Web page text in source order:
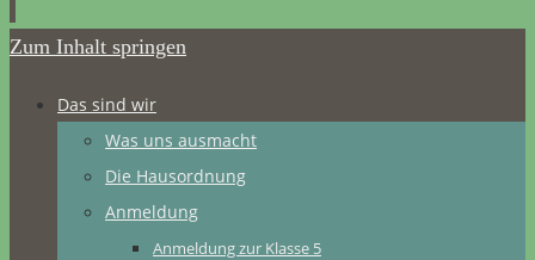
Zum Inhalt springen
Das sind wir
Was uns ausmacht
Die Hausordnung
Anmeldung
Anmeldung zur Klasse 5